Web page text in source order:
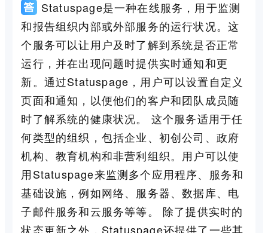
Statuspage是一种在线服务，用于监测
和报告组织内部或外部服务的运行状况。这
个服务可以让用户及时了解到系统是否正常
运行，并在出现问题时提供实时通知和更
新。通过Statuspage，用户可以设置自定义
页面和通知，以便他们的客户和团队成员随
时了解系统的健康状况。 这个服务适用于任
何类型的组织，包括企业、初创公司、政府
机构、教育机构和非营利组织。用户可以使
用Statuspage来监测多个应用程序、服务和
基础设施，例如网络、服务器、数据库、电
子邮件服务和云服务等等。 除了提供实时的
状态更新之外，Statuspage还提供了一些其